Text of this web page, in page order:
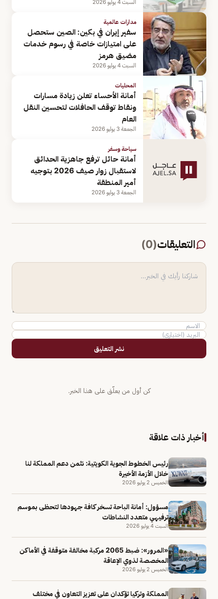
السبت 4 يوليو 2026
مدارات عالمية
سفير إيران في بكين: الصين ستحصل
على امتيازات خاصة في رسوم خدمات
مضيق هرمز
السبت 4 يوليو 2026
المحليات
أمانة الأحساء تعلن زيادة مسارات
ونقاط توقف الحافلات لتحسين النقل
العام
الجمعة 3 يوليو 2026
سياحة وسفر
أمانة حائل ترفع جاهزية الحدائق
لاستقبال زوار صيف 2026 بتوجيه
أمير المنطقة
الجمعة 3 يوليو 2026
التعليقات(
0
)
نشر التعليق
كن أول من يعلّق على هذا الخبر.
أخبار ذات علاقة
رئيس الخطوط الجوية الكويتية: نثمن دعم المملكة لنا
خلال الأزمة الأخيرة
الخميس 2 يوليو 2026
مسؤول: أمانة الباحة تسخر كافة جهودها لتحظى بموسم
ترفيهي متعدد النشاطات
السبت 4 يوليو 2026
«المرور»: ضبط 2065 مركبة مخالفة متوقفة في الأماكن
المخصصة لذوي الإعاقة
الخميس 2 يوليو 2026
المملكة وتركيا تؤكدان على تعزيز التعاون في مختلف